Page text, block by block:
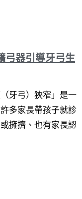
弓器引導牙弓生
牙弓）狹窄」是一
多家長帶孩子就診
擁擠、也有家長認